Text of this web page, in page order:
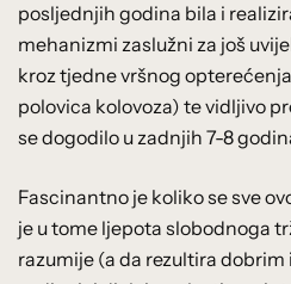
posljednjih godina bila i
mehanizmi zaslužni za još
kroz tjedne vršnog
polovica kolovoza) te vidljivo
se dogodilo u zadnjih 7-8
Fascinantno je koliko se sve
je u tome ljepota slobodnoga
razumije (a da rezultira